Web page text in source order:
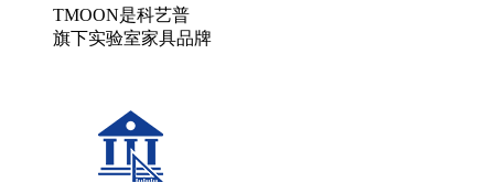
TMOON是科艺普
旗下实验室家具品牌